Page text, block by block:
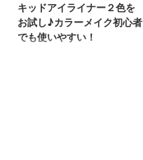
キッドアイライナー２色を
お試し♪カラーメイク初心者
でも使いやすい！